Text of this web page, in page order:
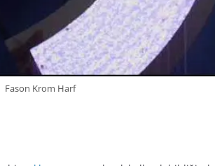
Fason Krom Harf